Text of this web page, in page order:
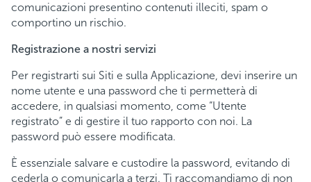
comunicazioni presentino contenuti illeciti, spam o
comportino un rischio.
Registrazione a nostri servizi
Per registrarti sui Siti e sulla Applicazione, devi inserire un
nome utente e una password che ti permetterà di
accedere, in qualsiasi momento, come “Utente
registrato” e di gestire il tuo rapporto con noi. La
password può essere modificata.
È essenziale salvare e custodire la password, evitando di
cederla o comunicarla a terzi. Ti raccomandiamo di non